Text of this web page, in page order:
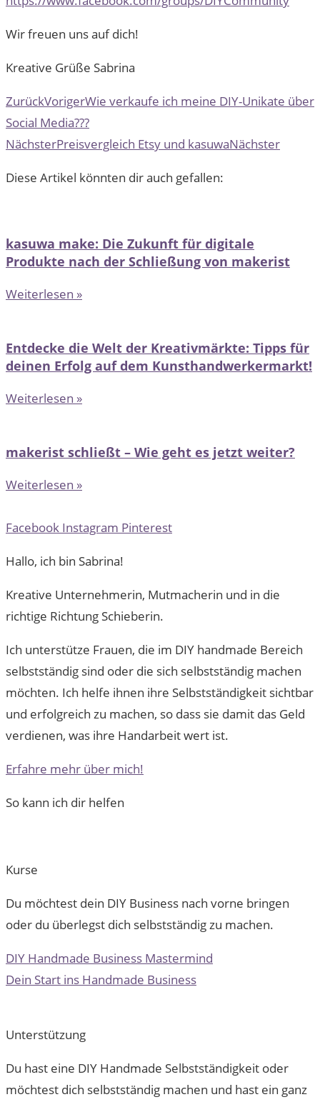
Wir freuen uns auf dich!
Kreative Grüße Sabrina
ZurückVorigerWie verkaufe ich meine DIY-Unikate über
Social Media???
NächsterPreisvergleich Etsy und kasuwaNächster
Diese Artikel könnten dir auch gefallen:
kasuwa make: Die Zukunft für digitale
Produkte nach der Schließung von makerist
Weiterlesen »
Entdecke die Welt der Kreativmärkte: Tipps für
deinen Erfolg auf dem Kunsthandwerkermarkt!
Weiterlesen »
makerist schließt – Wie geht es jetzt weiter?
Weiterlesen »
Facebook Instagram Pinterest
Hallo, ich bin Sabrina!
Kreative Unternehmerin, Mutmacherin und in die
richtige Richtung Schieberin.
Ich unterstütze Frauen, die im DIY handmade Bereich
selbstständig sind oder die sich selbstständig machen
möchten. Ich helfe ihnen ihre Selbstständigkeit sichtbar
und erfolgreich zu machen, so dass sie damit das Geld
verdienen, was ihre Handarbeit wert ist.
Erfahre mehr über mich!
So kann ich dir helfen
Kurse
Du möchtest dein DIY Business nach vorne bringen
oder du überlegst dich selbstständig zu machen.
DIY Handmade Business Mastermind
Dein Start ins Handmade Business
Unterstützung
Du hast eine DIY Handmade Selbstständigkeit oder
möchtest dich selbstständig machen und hast ein ganz